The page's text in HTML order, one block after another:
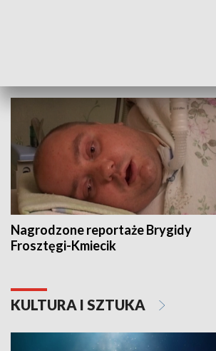
Nagrodzone reportaże Brygidy
Frosztęgi-Kmiecik
KULTURA I SZTUKA